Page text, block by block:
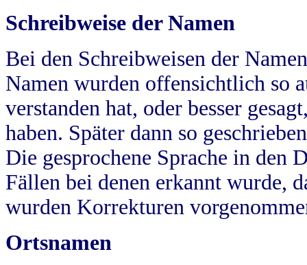
Schreibweise der Namen
Bei den Schreibweisen der
Namen wurden offensichtlich so
verstanden hat, oder besser
haben. Später dann so
Die gesprochene Sprache in
Fällen bei denen erkannt wurde,
wurden Korrekturen
Ortsnamen